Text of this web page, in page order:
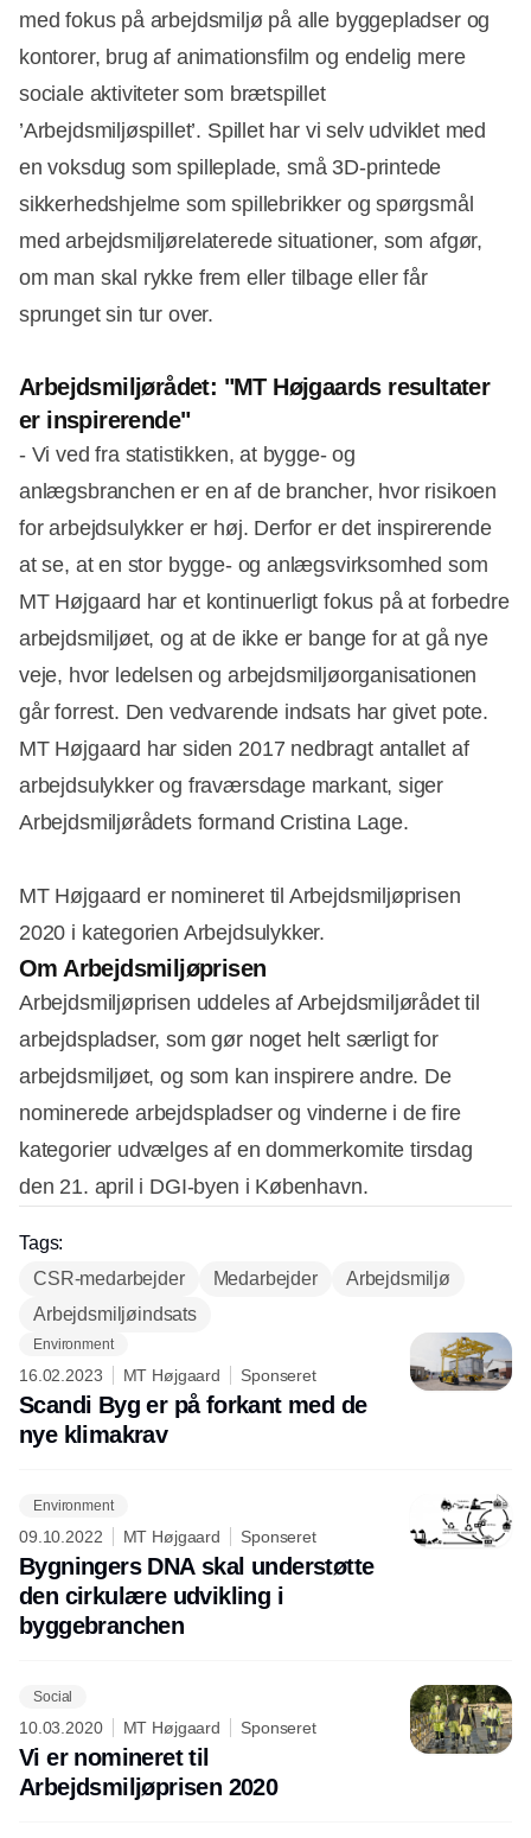
med fokus på arbejdsmiljø på alle byggepladser og
kontorer, brug af animationsfilm og endelig mere
sociale aktiviteter som brætspillet
’Arbejdsmiljøspillet’. Spillet har vi selv udviklet med
en voksdug som spilleplade, små 3D-printede
sikkerhedshjelme som spillebrikker og spørgsmål
med arbejdsmiljørelaterede situationer, som afgør,
om man skal rykke frem eller tilbage eller får
sprunget sin tur over.
Arbejdsmiljørådet: "MT Højgaards resultater
er inspirerende"
- Vi ved fra statistikken, at bygge- og
anlægsbranchen er en af de brancher, hvor risikoen
for arbejdsulykker er høj. Derfor er det inspirerende
at se, at en stor bygge- og anlægsvirksomhed som
MT Højgaard har et kontinuerligt fokus på at forbedre
arbejdsmiljøet, og at de ikke er bange for at gå nye
veje, hvor ledelsen og arbejdsmiljøorganisationen
går forrest. Den vedvarende indsats har givet pote.
MT Højgaard har siden 2017 nedbragt antallet af
arbejdsulykker og fraværsdage markant, siger
Arbejdsmiljørådets formand Cristina Lage.
MT Højgaard er nomineret til Arbejdsmiljøprisen
2020 i kategorien Arbejdsulykker.
Om Arbejdsmiljøprisen
Arbejdsmiljøprisen uddeles af Arbejdsmiljørådet til
arbejdspladser, som gør noget helt særligt for
arbejdsmiljøet, og som kan inspirere andre. De
nominerede arbejdspladser og vinderne i de fire
kategorier udvælges af en dommerkomite tirsdag
den 21. april i DGI-byen i København.
Tags:
CSR-medarbejder
Medarbejder
Arbejdsmiljø
Arbejdsmiljøindsats
Environment
16.02.2023 MT Højgaard Sponseret
Scandi Byg er på forkant med de
nye klimakrav
Environment
09.10.2022 MT Højgaard Sponseret
Bygningers DNA skal understøtte
den cirkulære udvikling i
byggebranchen
Social
10.03.2020 MT Højgaard Sponseret
Vi er nomineret til
Arbejdsmiljøprisen 2020